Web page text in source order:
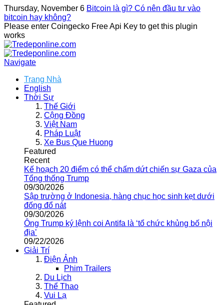
Thursday, November 6 Bitcoin là gì? Có nên đầu tư vào
bitcoin hay không?
Please enter Coingecko Free Api Key to get this plugin
works
Navigate
Trang Nhà
English
Thời Sự
Thế Giới
Cộng Đồng
Việt Nam
Pháp Luật
Xe Bus Que Huong
Featured
Recent
Kế hoạch 20 điểm có thể chấm dứt chiến sự Gaza của
Tổng thống Trump
09/30/2026
Sập trường ở Indonesia, hàng chục học sinh kẹt dưới
đống đổ nát
09/30/2026
Ông Trump ký lệnh coi Antifa là ‘tổ chức khủng bố nội
địa’
09/22/2026
Giải Trí
Điện Ảnh
Phim Trailers
Du Lịch
Thể Thao
Vui Lạ